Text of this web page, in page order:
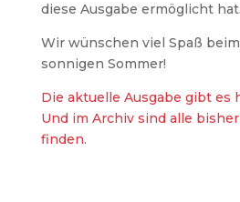
diese Ausgabe ermöglicht hat.
Wir wünschen viel Spaß
sonnigen Sommer!
Die aktuelle Ausgabe gibt es
Und im Archiv sind alle
finden.